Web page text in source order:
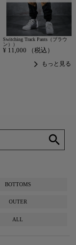
Switching Track Pants（ブラウ
ン））
¥ 11,000 （税込）
chevron_right もっと見る
search
BOTTOMS
OUTER
ALL